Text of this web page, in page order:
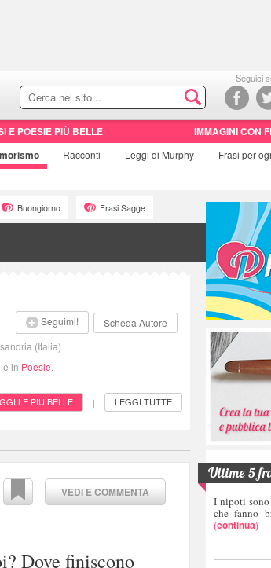
Seguici
E POESIE PIÙ BELLE IMMAGINI CON
Racconti Leggi di Murphy Frasi per
Buongiorno Frasi Sagge
Seguimi! Scheda Autore
(Italia)
e in Poesie
LE PIÙ BELLE | LEGGI TUTTE
VEDI E COMMENTA
Dove finiscono
Ultime 5
I nipoti
che fanno
(continua)